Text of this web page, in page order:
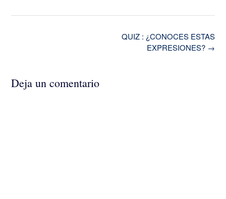
QUIZ : ¿CONOCES ESTAS
EXPRESIONES? →
Deja un comentario